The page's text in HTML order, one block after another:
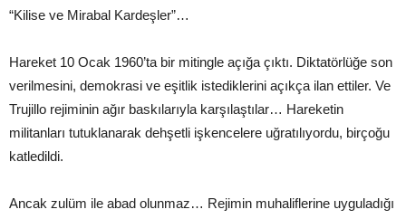
“Kilise ve Mirabal Kardeşler”…
Hareket 10 Ocak 1960’ta bir mitingle açığa çıktı. Diktatörlüğe son
verilmesini, demokrasi ve eşitlik istediklerini açıkça ilan ettiler. Ve
Trujillo rejiminin ağır baskılarıyla karşılaştılar… Hareketin
militanları tutuklanarak dehşetli işkencelere uğratılıyordu, birçoğu
katledildi.
Ancak zulüm ile abad olunmaz… Rejimin muhaliflerine uyguladığı